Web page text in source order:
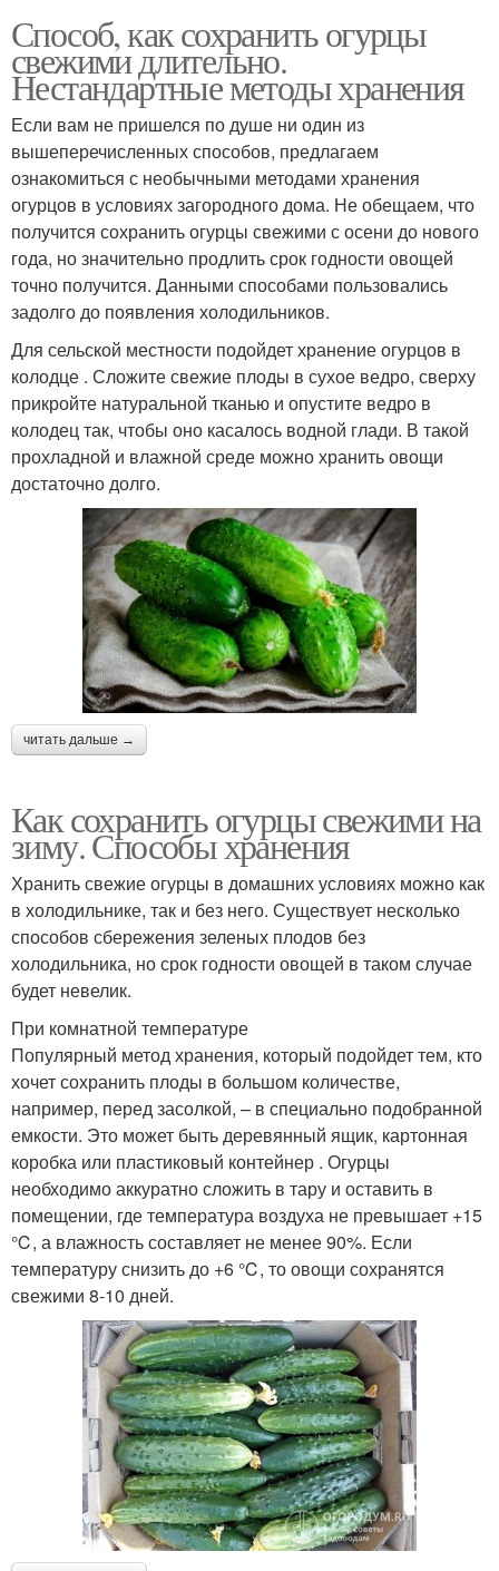
Способ, как сохранить огурцы
свежими длительно.
Нестандартные методы хранения
Если вам не пришелся по душе ни один из
вышеперечисленных способов, предлагаем
ознакомиться с необычными методами хранения
огурцов в условиях загородного дома. Не обещаем, что
получится сохранить огурцы свежими с осени до нового
года, но значительно продлить срок годности овощей
точно получится. Данными способами пользовались
задолго до появления холодильников.
Для сельской местности подойдет хранение огурцов в
колодце . Сложите свежие плоды в сухое ведро, сверху
прикройте натуральной тканью и опустите ведро в
колодец так, чтобы оно касалось водной глади. В такой
прохладной и влажной среде можно хранить овощи
достаточно долго.
читать дальше →
Как сохранить огурцы свежими на
зиму. Способы хранения
Хранить свежие огурцы в домашних условиях можно как
в холодильнике, так и без него. Существует несколько
способов сбережения зеленых плодов без
холодильника, но срок годности овощей в таком случае
будет невелик.
При комнатной температуре
Популярный метод хранения, который подойдет тем, кто
хочет сохранить плоды в большом количестве,
например, перед засолкой, – в специально подобранной
емкости. Это может быть деревянный ящик, картонная
коробка или пластиковый контейнер . Огурцы
необходимо аккуратно сложить в тару и оставить в
помещении, где температура воздуха не превышает +15
℃, а влажность составляет не менее 90%. Если
температуру снизить до +6 ℃, то овощи сохранятся
свежими 8-10 дней.